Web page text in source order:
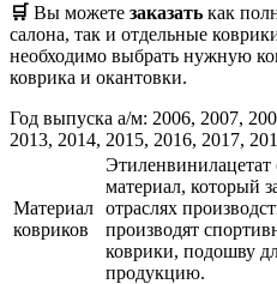
🛒 Вы можете заказать как
салона, так и отдельные
необходимо выбрать нужную
коврика и окантовки.
Год выпуска а/м: 2006, 2007,
2013, 2014, 2015, 2016, 2017,
Материал
ковриков
материал, который
отраслях
производят
коврики, подошву
продукцию.